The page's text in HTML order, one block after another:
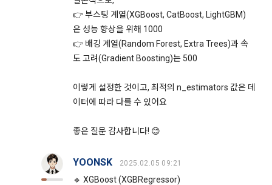
권한을 박탈당할 수 있다.
2. “회원”은 회원 가입을 함에 있어서 정확하고 완전한 개인정보
를 제공·등록해야 하고, 이를 최신으로 유지해야 한다.
3. “회원”은 타인의 명의를 도용하여 사용자 아이디를 생성해서
4. “회원”은 본인의 아이디 외에 타인의 아이디를 사용해서는 안
된다. 타인에게 본인의 아이디를 양도할 수 없으며, 타인의 아이
5. “회원”은 자신의 아이디나 비밀번호를 다른 사람에게 공유하
신의 아이디와 관련된 모든 활동에 대한 법적 사회적 책임은 “회
원”에게 있다.
보안기술 습득 및 개인정보보호 의무에 관해 정기적인 교육을
실시하며 내부 감사 절차를 통해 보안이 유지되도록 시행하고
"회사"는 이용자의 개인정보를 보호하기 위하여 최선의 노력을
다하고 있습니다. 단, 이용자의 개인적인 부주의로 이메일(또는
정 정보), 비밀번호 등 개인정보가 유출되어 발생한 문제와 기본
지 않습니다.
👉 부스팅 계열(XGBoost, CatBoost, LightGBM)
은 성능 향상을 위해 1000
👉 배깅 계열(Random Forest, Extra Trees)과 속
도 고려(Gradient Boosting)는 500
이렇게 설정한 것이고, 최적의 n_estimators 값은 데
이터에 따라 다를 수 있어요
좋은 질문 감사합니다! 😊
YOONSK 2025.02.05 09:21
🔹 XGBoost (XGBRegressor)